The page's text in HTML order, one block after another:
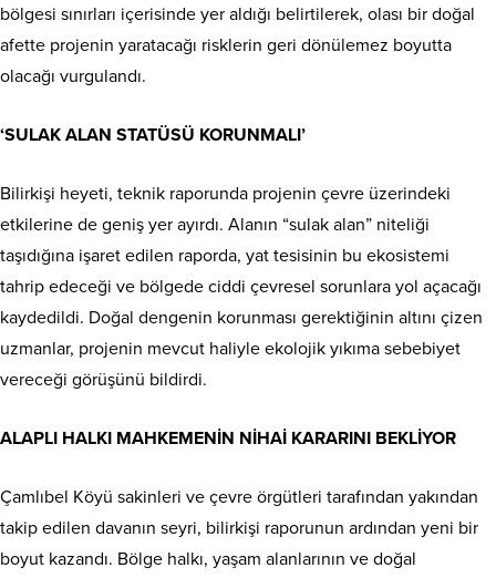
bölgesi sınırları içerisinde yer aldığı belirtilerek, olası bir doğal
afette projenin yaratacağı risklerin geri dönülemez boyutta
olacağı vurgulandı.
‘SULAK ALAN STATÜSÜ KORUNMALI’
Bilirkişi heyeti, teknik raporunda projenin çevre üzerindeki
etkilerine de geniş yer ayırdı. Alanın “sulak alan” niteliği
taşıdığına işaret edilen raporda, yat tesisinin bu ekosistemi
tahrip edeceği ve bölgede ciddi çevresel sorunlara yol açacağı
kaydedildi. Doğal dengenin korunması gerektiğinin altını çizen
uzmanlar, projenin mevcut haliyle ekolojik yıkıma sebebiyet
vereceği görüşünü bildirdi.
ALAPLI HALKI MAHKEMENİN NİHAİ KARARINI BEKLİYOR
Çamlıbel Köyü sakinleri ve çevre örgütleri tarafından yakından
takip edilen davanın seyri, bilirkişi raporunun ardından yeni bir
boyut kazandı. Bölge halkı, yaşam alanlarının ve doğal